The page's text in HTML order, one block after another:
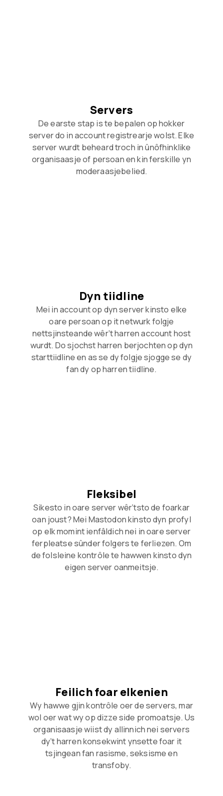
Servers
De earste stap is te bepalen op hokker
server do in account registrearje wolst. Elke
server wurdt beheard troch in ûnôfhinklike
organisaasje of persoan en kin ferskille yn
moderaasjebelied.
Dyn tiidline
Mei in account op dyn server kinsto elke
oare persoan op it netwurk folgje
nettsjinsteande wêr’t harren account host
wurdt. Do sjochst harren berjochten op dyn
starttiidline en as se dy folgje sjogge se dy
fan dy op harren tiidline.
Fleksibel
Sikesto in oare server wêr’tsto de foarkar
oan joust? Mei Mastodon kinsto dyn profyl
op elk momint ienfâldich nei in oare server
ferpleatse sûnder folgers te ferliezen. Om
de folsleine kontrôle te hawwen kinsto dyn
eigen server oanmeitsje.
Feilich foar elkenien
Wy hawwe gjin kontrôle oer de servers, mar
wol oer wat wy op dizze side promoatsje. Us
organisaasje wiist dy allinnich nei servers
dy’t harren konsekwint ynsette foar it
tsjingean fan rasisme, seksisme en
transfoby.